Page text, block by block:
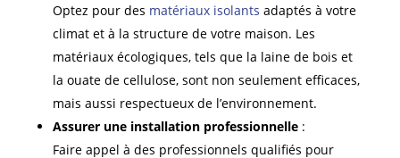
Optez pour des matériaux isolants adaptés à votre
climat et à la structure de votre maison. Les
matériaux écologiques, tels que la laine de bois et
la ouate de cellulose, sont non seulement efficaces,
mais aussi respectueux de l’environnement.
Assurer une installation professionnelle:
Faire appel à des professionnels qualifiés pour